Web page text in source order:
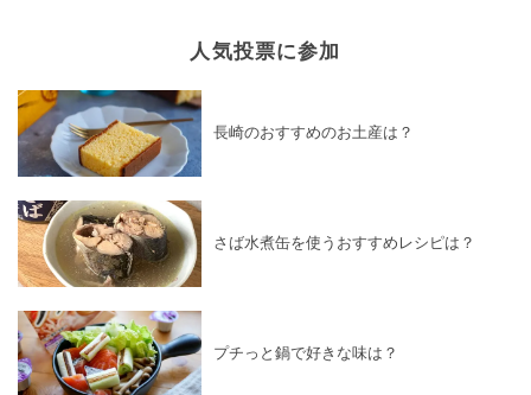
人気投票に参加
長崎のおすすめのお土産は？
さば水煮缶を使うおすすめレシピは？
プチっと鍋で好きな味は？